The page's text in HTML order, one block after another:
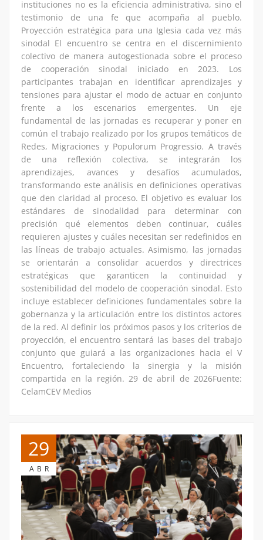
instituciones no es la eficiencia administrativa, sino el
testimonio de una fe que acompaña al pueblo.
Proyección estratégica para una Iglesia cada vez más
sinodal El encuentro se centra en el discernimiento
colectivo de manera autogestionada sobre el proceso
de cooperación sinodal iniciado en 2023. Los
participantes trabajan en identificar aprendizajes y
tensiones para ajustar el modo de actuar en conjunto
frente a los escenarios emergentes. Un eje
fundamental de las jornadas es recuperar y poner en
común el trabajo realizado por los grupos temáticos de
Redes, Migraciones y Populorum Progressio. A través
de una reflexión colectiva, se integrarán los
aprendizajes, avances y desafíos acumulados,
transformando este análisis en definiciones operativas
que den claridad al proceso. El objetivo es evaluar los
estándares de sinodalidad para determinar con
precisión qué elementos deben continuar, cuáles
requieren ajustes y cuáles necesitan ser redefinidos en
las líneas de trabajo actuales. Asimismo, las jornadas
se orientarán a consolidar acuerdos y directrices
estratégicas que garanticen la continuidad y
sostenibilidad del modelo de cooperación sinodal. Esto
incluye establecer definiciones fundamentales sobre la
gobernanza y la articulación entre los distintos actores
de la red. Al definir los próximos pasos y los criterios de
proyección, el encuentro sentará las bases del trabajo
conjunto que guiará a las organizaciones hacia el V
Encuentro, fortaleciendo la sinergia y la misión
compartida en la región. 29 de abril de 2026Fuente:
CelamCEV Medios
29
ABR